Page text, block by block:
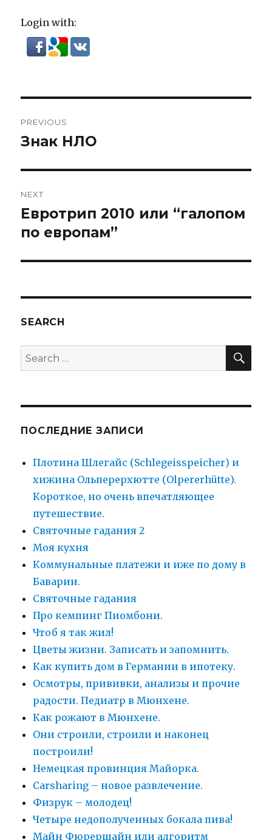
Login with:
navigation
PREVIOUS
Previous
Знак НЛО
NEXT
Next
post:
Евротрип 2010 или “галопом
по европам”
SEARCH
Search
for:
ПОСЛЕДНИЕ ЗАПИСИ
Плотина Шлегайс (Schlegeisspeicher) и
хижина Ольперерхютте (Olpererhütte).
Короткое, но очень впечатляющее
путешествие.
Святочные гадания 2
Моя кухня
Коммунальные платежи и иже по дому в
Баварии.
Святочные гадания
Про кемпинг Пиомбони.
Чтоб я так жил!
Цветы жизни. Записать и запомнить.
Как купить дом в Германии в ипотеку.
Осмотры, прививки, анализы и прочие
радости. Педиатр в Мюнхене.
Как рожают в Мюнхене.
Они строили, строили и наконец
построили!
Немецкая провинция Майорка.
Carsharing – новое развлечение.
Физрук – молодец!
Четыре недополученных бокала пива!
Майн Фюрершайн или алгоритм